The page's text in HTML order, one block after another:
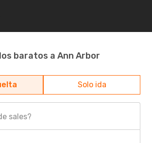
baratos a Ann Arbor
Solo ida
sales?